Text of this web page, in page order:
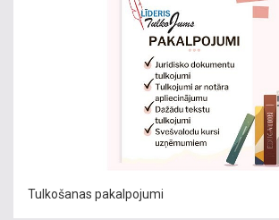
Tulkošanas pakalpojumi